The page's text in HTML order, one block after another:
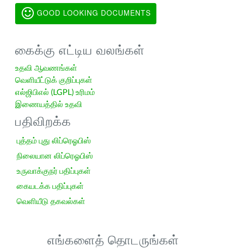
GOOD LOOKING DOCUMENTS
கைக்கு எட்டிய வலங்கள்
உதவி ஆவணங்கள்
வெளியீட்டுக் குறிப்புகள்
எல்ஜிபிஎல் (LGPL) உரிமம்
இணையத்தில் உதவி
பதிவிறக்க
புத்தம் புது லிப்ரெஓபிஸ்
நிலையான லிப்ரெஓபிஸ்
உருவாக்குநர் பதிப்புகள்
கையடக்க பதிப்புகள்
வெளியீடு தகவல்கள்
எங்களைத் தொடருங்கள்